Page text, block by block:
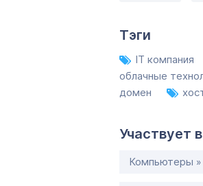
Тэги
IT компания
облачные
домен
Участвует
Компьютеры